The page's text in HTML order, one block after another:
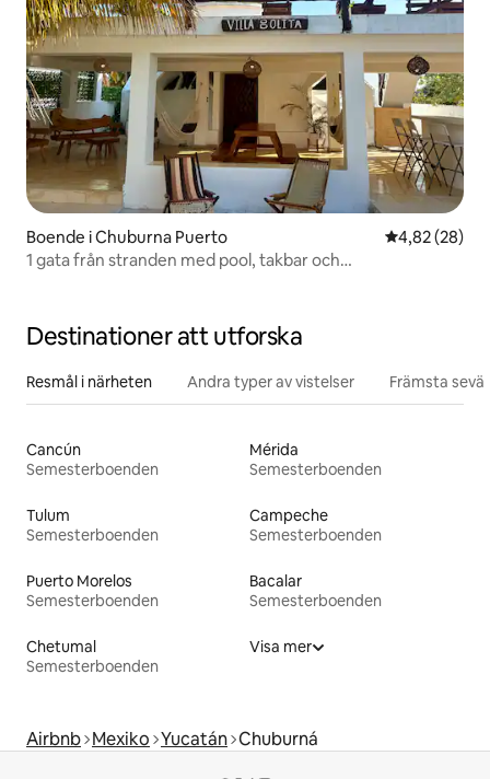
Boende i Chuburna Puerto 4,82 av 5 i
4,82 (28)
1 gata från stranden med pool, takbar och
Destinationer att utforska
Resmål i närheten Andra typer av vistelser Främsta
Cancún
Semesterboenden
Mérida
Semesterboenden
Tulum
Semesterboenden
Campeche
Semesterboenden
Puerto Morelos
Semesterboenden
Bacalar
Semesterboenden
Chetumal
Semesterboenden
Visa mer
Airbnb Mexiko Yucatán Chuburná